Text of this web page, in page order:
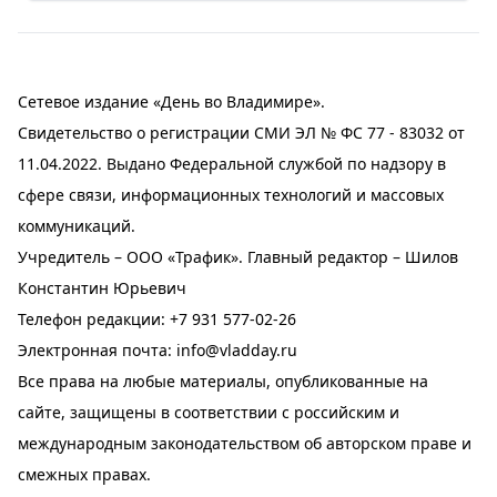
Сетевое издание «День во Владимире».
Свидетельство о регистрации СМИ ЭЛ № ФС 77 - 83032 от
11.04.2022. Выдано Федеральной службой по надзору в
сфере связи, информационных технологий и массовых
коммуникаций.
Учредитель – ООО «Трафик». Главный редактор – Шилов
Константин Юрьевич
Телефон редакции: +7 931 577-02-26
Электронная почта: info@vladday.ru
Все права на любые материалы, опубликованные на
сайте, защищены в соответствии с российским и
международным законодательством об авторском праве и
смежных правах.